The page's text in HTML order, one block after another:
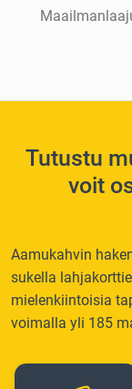
Tutustu
voit
Aamukahvin
sukella
mielenkiintoisia
voimalla yli 185